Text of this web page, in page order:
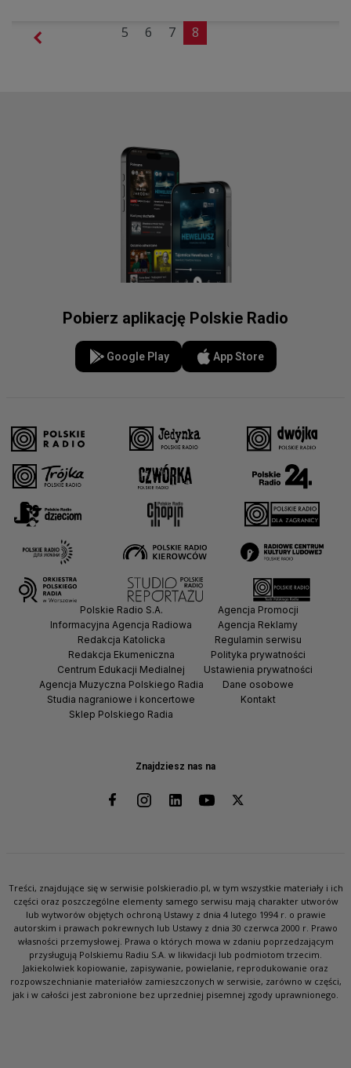
5 6 7 8
Pobierz aplikację Polskie Radio
Google Play App Store
Znajdziesz nas na
Polskie Radio S.A.
Informacyjna Agencja Radiowa
Redakcja Katolicka
Redakcja Ekumeniczna
Centrum Edukacji Medialnej
Agencja Muzyczna Polskiego Radia
Studia nagraniowe i koncertowe
Sklep Polskiego Radia
Agencja Promocji
Agencja Reklamy
Regulamin serwisu
Polityka prywatności
Ustawienia prywatności
Dane osobowe
Kontakt
Treści, znajdujące się w serwisie polskieradio.pl, w tym wszystkie materiały i ich
części oraz poszczególne elementy samego serwisu mają charakter utworów
lub wytworów objętych ochroną Ustawy z dnia 4 lutego 1994 r. o prawie
autorskim i prawach pokrewnych lub Ustawy z dnia 30 czerwca 2000 r. Prawo
własności przemysłowej. Prawa o których mowa w zdaniu poprzedzającym
przysługują Polskiemu Radiu S.A. w likwidacji lub podmiotom trzecim.
Jakiekolwiek kopiowanie, zapisywanie, powielanie, reprodukowanie oraz
rozpowszechnianie materiałów zamieszczonych w serwisie, zarówno w części,
jak i w całości jest zabronione bez uprzedniej pisemnej zgody uprawnionego.